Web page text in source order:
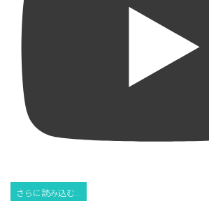
さらに読み込む...